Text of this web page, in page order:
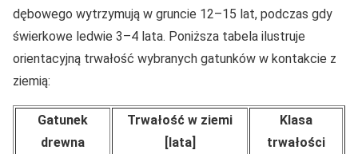
dębowego wytrzymują w gruncie 12–15 lat, podczas gdy
świerkowe ledwie 3–4 lata. Poniższa tabela ilustruje
orientacyjną trwałość wybranych gatunków w kontakcie z
ziemią:
Gatunek
drewna
Trwałość w ziemi
[lata]
Klasa
trwałości